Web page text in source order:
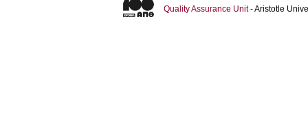
Quality Assurance Unit- Aristotle